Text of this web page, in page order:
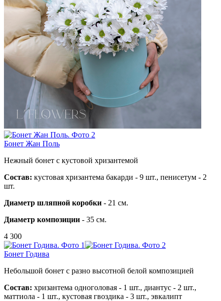
Бонет Жан Поль
Нежный бонет с кустовой хризантемой
Состав: кустовая хризантема бакарди - 9 шт., пенисетум - 2
шт.
Диаметр шляпной коробки - 21 см.
Диаметр композиции - 35 см.
4 300
Бонет Годива
Небольшой бонет с разно высотной белой композицией
Состав: хризантема одноголовая - 1 шт., диантус - 2 шт.,
маттиола - 1 шт., кустовая гвоздика - 3 шт., эвкалипт